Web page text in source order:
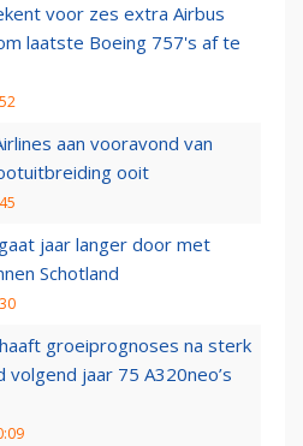
voor zes extra Airbus
laatste Boeing 757's af te
aan vooravond van
ooit
jaar langer door met
Schotland
groeiprognoses na sterk
volgend jaar 75 A320neo’s